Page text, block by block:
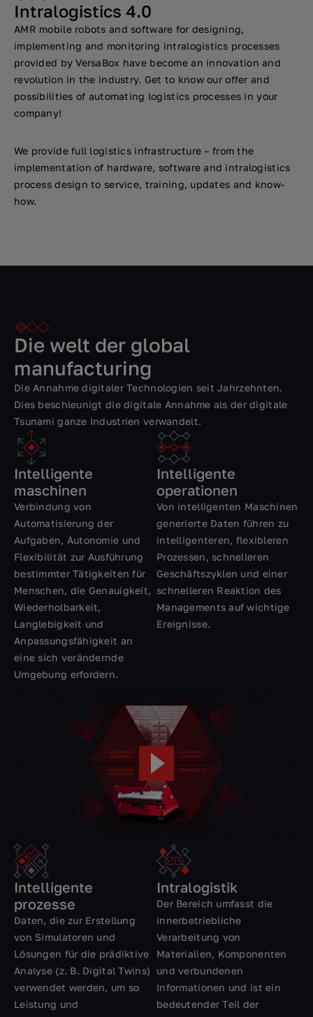
Intralogistics 4.0
AMR mobile robots and software for designing,
implementing and monitoring intralogistics processes
provided by VersaBox have become an innovation and
revolution in the industry. Get to know our offer and
possibilities of automating logistics processes in your
company!
We provide full logistics infrastructure – from the
implementation of hardware, software and intralogistics
process design to service, training, updates and know-
how.
Die welt der global
manufacturing
Die Annahme digitaler Technologien seit Jahrzehnten.
Dies beschleunigt die digitale Annahme als der digitale
Tsunami ganze Industrien verwandelt.
Intelligente
maschinen
Verbindung von
Automatisierung der
Aufgaben, Autonomie und
Flexibilität zur Ausführung
bestimmter Tätigkeiten für
Menschen, die Genauigkeit,
Wiederholbarkeit,
Langlebigkeit und
Anpassungsfähigkeit an
eine sich verändernde
Umgebung erfordern.
Intelligente
operationen
Von intelligenten Maschinen
generierte Daten führen zu
intelligenteren, flexibleren
Prozessen, schnelleren
Geschäftszyklen und einer
schnelleren Reaktion des
Managements auf wichtige
Ereignisse.
Intelligente
prozesse
Daten, die zur Erstellung
von Simulatoren und
Lösungen für die prädiktive
Analyse (z. B. Digital Twins)
verwendet werden, um so
Leistung und
Intralogistik
Der Bereich umfasst die
innerbetriebliche
Verarbeitung von
Materialien, Komponenten
und verbundenen
Informationen und ist ein
bedeutender Teil der